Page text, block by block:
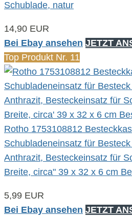
Schublade, natur
14,90 EUR
Bei Ebay ansehen JETZT
Top Produkt Nr. 11
Rotho 1753108812
Schubladeneinsatz für
Anthrazit, Besteckeinsatz für
Breite, circa" 39 x 32 x 6 cm
5,99 EUR
Bei Ebay ansehen JETZT